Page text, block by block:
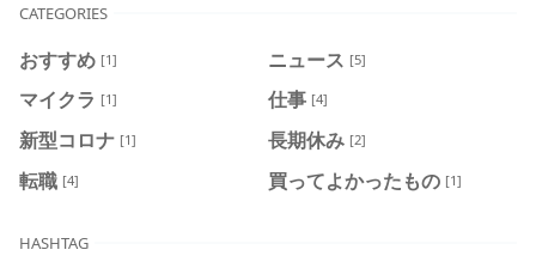
CATEGORIES
おすすめ [1] ニュース [5]
マイクラ [1] 仕事 [4]
新型コロナ [1] 長期休み [2]
転職 [4] 買ってよかったもの [1]
HASHTAG